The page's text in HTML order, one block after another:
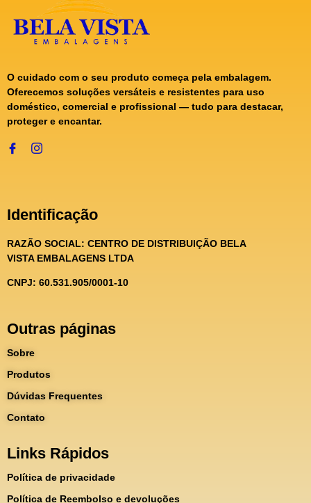
O cuidado com o seu produto começa pela embalagem.
Oferecemos soluções versáteis e resistentes para uso
doméstico, comercial e profissional — tudo para destacar,
proteger e encantar.
Identificação
RAZÃO SOCIAL: CENTRO DE DISTRIBUIÇÃO BELA
VISTA EMBALAGENS LTDA
CNPJ: 60.531.905/0001-10
Outras páginas
Sobre
Produtos
Dúvidas Frequentes
Contato
Links Rápidos
Política de privacidade
Política de Reembolso e devoluções